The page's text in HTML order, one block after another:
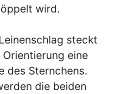
wird.
steckt
eine
des Sternchens.
die beiden